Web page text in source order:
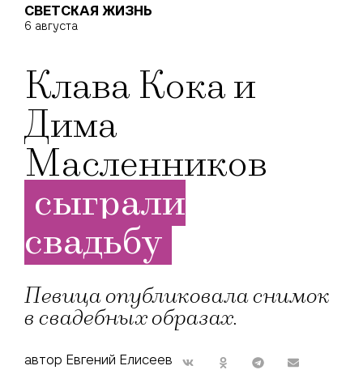
СВЕТСКАЯ ЖИЗНЬ
6 августа
Клава Кока и
Дима
Масленников
сыграли
свадьбу
Певица опубликовала снимок
в свадебных образах.
автор Евгений Елисеев